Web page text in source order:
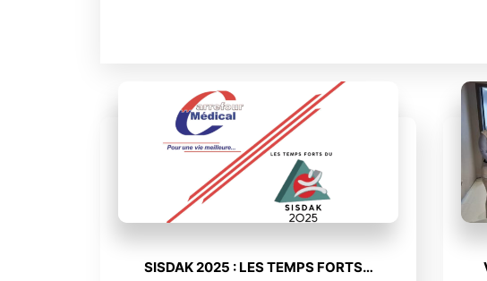
SISDAK 2025 : LES TEMPS FORTS…